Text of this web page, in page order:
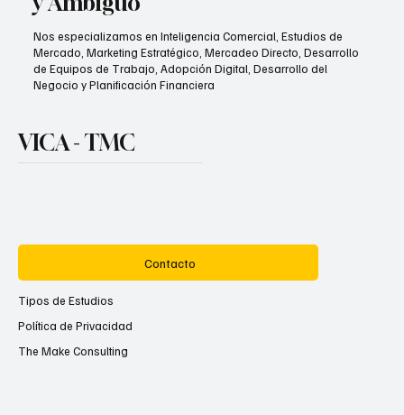
Nos especializamos en Inteligencia Comercial, Estudios de
Mercado, Marketing Estratégico, Mercadeo Directo, Desarrollo
de Equipos de Trabajo, Adopción Digital, Desarrollo del
Negocio y Planificación Financiera
VICA - TMC
Contacto
Tipos de Estudios
Política de Privacidad
The Make Consulting